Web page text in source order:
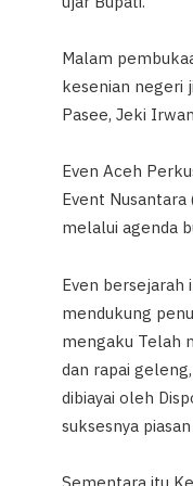
Malam
kesenian negeri
Pasee, Jeki
Even Aceh
Event
melalui agenda
Even bersejarah
mendukung
mengaku Telah
dan rapai
dibiayai oleh
suksesnya